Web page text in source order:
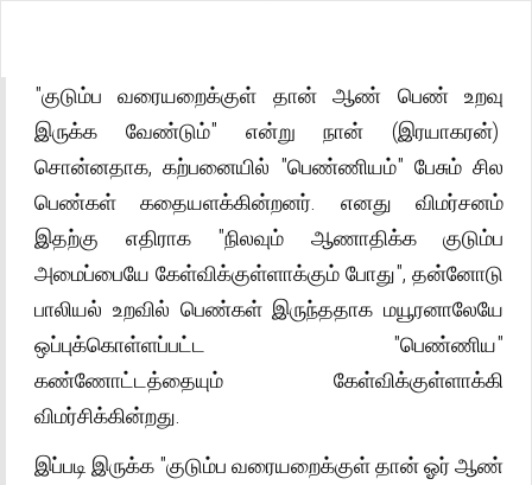
"குடும்ப வரையறைக்குள் தான் ஆண் பெண் உறவு
இருக்க வேண்டும்" என்று நான் (இரயாகரன்)
சொன்னதாக, கற்பனையில் "பெண்ணியம்" பேசும் சில
பெண்கள் கதையளக்கின்றனர். எனது விமர்சனம்
இதற்கு எதிராக "நிலவும் ஆணாதிக்க குடும்ப
அமைப்பையே கேள்விக்குள்ளாக்கும் போது", தன்னோடு
பாலியல் உறவில் பெண்கள் இருந்ததாக மயூரனாலேயே
ஒப்புக்கொள்ளப்பட்ட "பெண்ணிய"
கண்ணோட்டத்தையும் கேள்விக்குள்ளாக்கி
விமர்சிக்கின்றது.
இப்படி இருக்க "குடும்ப வரையறைக்குள் தான் ஓர் ஆண்